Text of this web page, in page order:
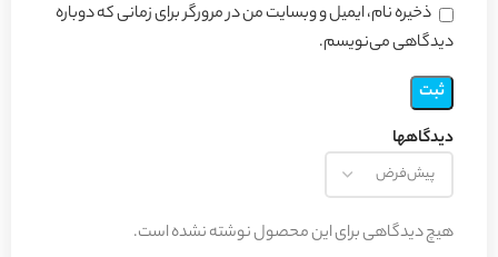
دیدگاهها
هیچ دیدگاهی برای این محصول نوشته نشده است.
ذخیره نام، ایمیل و وبسایت من در مرورگر برای زمانی که دوباره
دیدگاهی می‌نویسم.